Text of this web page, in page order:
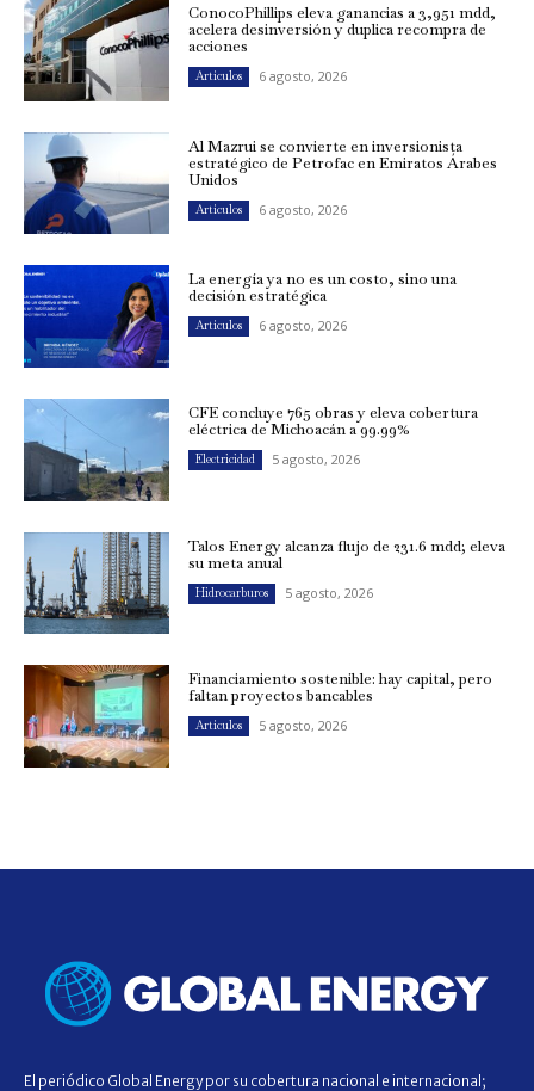
ConocoPhillips eleva ganancias a 3,951 mdd,
acelera desinversión y duplica recompra de
acciones
Artículos 6 agosto, 2026
Al Mazrui se convierte en inversionista
estratégico de Petrofac en Emiratos Árabes
Unidos
Artículos 6 agosto, 2026
La energía ya no es un costo, sino una
decisión estratégica
Artículos 6 agosto, 2026
CFE concluye 765 obras y eleva cobertura
eléctrica de Michoacán a 99.99%
Electricidad 5 agosto, 2026
Talos Energy alcanza flujo de 231.6 mdd; eleva
su meta anual
Hidrocarburos 5 agosto, 2026
Financiamiento sostenible: hay capital, pero
faltan proyectos bancables
Artículos 5 agosto, 2026
El periódico Global Energy por su cobertura nacional e internacional;